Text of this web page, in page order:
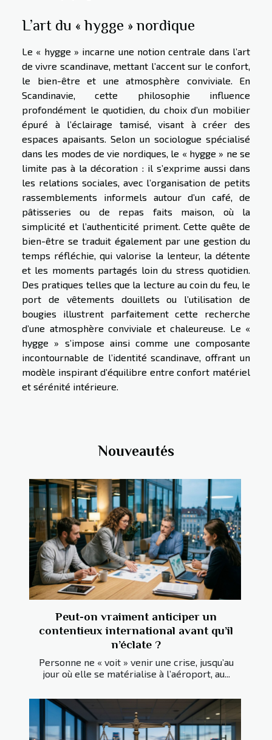
L’art du « hygge » nordique
Le « hygge » incarne une notion centrale dans l’art
de vivre scandinave, mettant l’accent sur le confort,
le bien-être et une atmosphère conviviale. En
Scandinavie, cette philosophie influence
profondément le quotidien, du choix d’un mobilier
épuré à l’éclairage tamisé, visant à créer des
espaces apaisants. Selon un sociologue spécialisé
dans les modes de vie nordiques, le « hygge » ne se
limite pas à la décoration : il s’exprime aussi dans
les relations sociales, avec l’organisation de petits
rassemblements informels autour d’un café, de
pâtisseries ou de repas faits maison, où la
simplicité et l’authenticité priment. Cette quête de
bien-être se traduit également par une gestion du
temps réfléchie, qui valorise la lenteur, la détente
et les moments partagés loin du stress quotidien.
Des pratiques telles que la lecture au coin du feu, le
port de vêtements douillets ou l’utilisation de
bougies illustrent parfaitement cette recherche
d’une atmosphère conviviale et chaleureuse. Le «
hygge » s’impose ainsi comme une composante
incontournable de l’identité scandinave, offrant un
modèle inspirant d’équilibre entre confort matériel
et sérénité intérieure.
Nouveautés
Peut-on vraiment anticiper un
contentieux international avant qu’il
n’éclate ?
Personne ne « voit » venir une crise, jusqu’au
jour où elle se matérialise à l’aéroport, au...